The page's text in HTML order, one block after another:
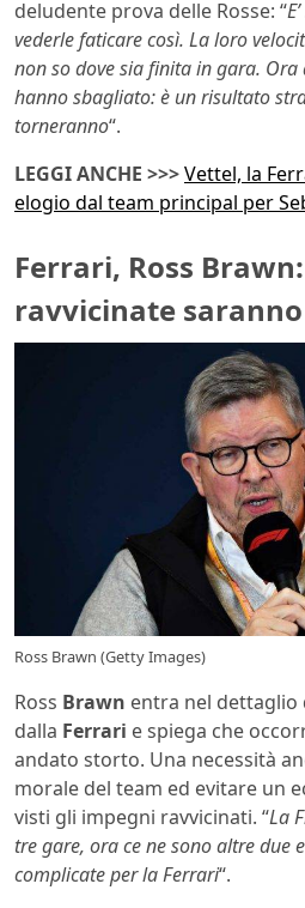
deludente prova delle Rosse: “
vederle faticare così. La loro
non so dove sia finita in gara.
hanno sbagliato: è un risultato
torneranno“.
LEGGI ANCHE >>>Vettel, la
elogio dal team principal per
Ferrari, Ross
ravvicinate
Ross Brawn (Getty Images)
Ross Brawn entra nel
dalla Ferrari e spiega che
andato storto. Una necessità
morale del team ed evitare un
visti gli impegni ravvicinati. “La
tre gare, ora ce ne sono altre due
complicate per la Ferrari“.